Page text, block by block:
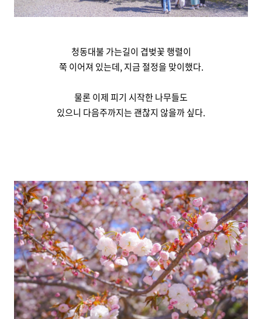
청동대불 가는길이 겹벚꽃 행렬이
쭉 이어져 있는데, 지금 절정을 맞이했다.
물론 이제 피기 시작한 나무들도
있으니 다음주까지는 괜찮지 않을까 싶다.